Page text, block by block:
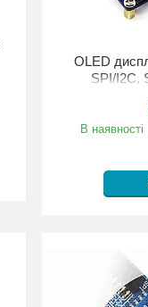
OLED
SPI/I2C,
В наявності